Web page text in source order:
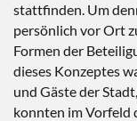
stattfinden. Um
persönlich vor Ort
Formen der
dieses Konzeptes
und Gäste der
konnten im Vorfeld